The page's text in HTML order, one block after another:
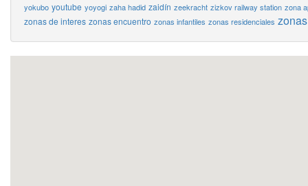
yokubo youtube yoyogi zaha hadid zaidín zeekracht zizkov railway station zona
zonas de interes zonas encuentro zonas infantiles zonas residenciales